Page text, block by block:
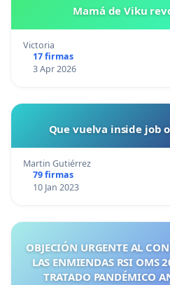
Mamá de Viku
Victoria
17 firmas
3 Apr 2026
Que vuelva inside job
Martin Gutiérrez
79 firmas
10 Jan 2023
OBJECIÓN URGENTE AL
LAS ENMIENDAS RSI OMS
TRATADO PANDÉMICO